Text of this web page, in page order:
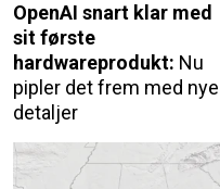
OpenAI snart klar med
sit første
hardwareprodukt: Nu
pipler det frem med nye
detaljer